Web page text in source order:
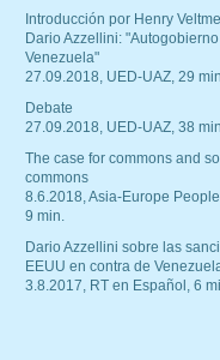
Introducción por Henry
Dario Azzellini:
Venezuela"
27.09.2018, UED-UAZ, 29
Debate
27.09.2018, UED-UAZ, 38
The case for commons and
commons
8.6.2018, Asia-Europe
9 min.
Dario Azzellini sobre las
EEUU en contra de
3.8.2017, RT en Español, 6